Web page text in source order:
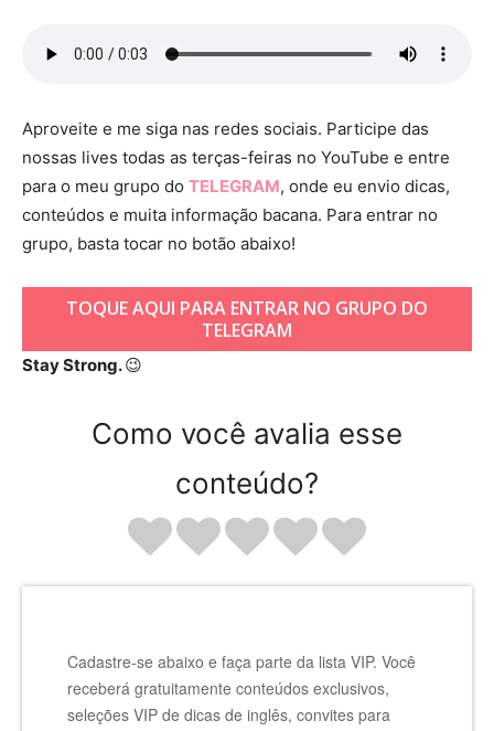
Aproveite e me siga nas redes sociais. Participe das
nossas lives todas as terças-feiras no YouTube e entre
para o meu grupo do TELEGRAM, onde eu envio dicas,
conteúdos e muita informação bacana. Para entrar no
grupo, basta tocar no botão abaixo!
TOQUE AQUI PARA ENTRAR NO GRUPO DO
TELEGRAM
Stay Strong.😉
Como você avalia esse
conteúdo?
Cadastre-se abaixo e faça parte da lista VIP. Você
receberá gratuitamente conteúdos exclusivos,
seleções VIP de dicas de inglês, convites para